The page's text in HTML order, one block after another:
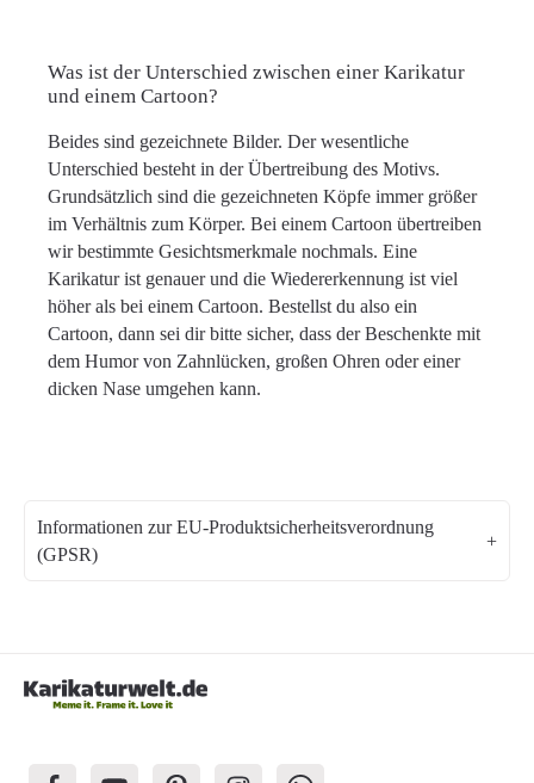
Was ist der Unterschied zwischen einer Karikatur
und einem Cartoon?
Beides sind gezeichnete Bilder. Der wesentliche
Unterschied besteht in der Übertreibung des Motivs.
Grundsätzlich sind die gezeichneten Köpfe immer größer
im Verhältnis zum Körper. Bei einem Cartoon übertreiben
wir bestimmte Gesichtsmerkmale nochmals. Eine
Karikatur ist genauer und die Wiedererkennung ist viel
höher als bei einem Cartoon. Bestellst du also ein
Cartoon, dann sei dir bitte sicher, dass der Beschenkte mit
dem Humor von Zahnlücken, großen Ohren oder einer
dicken Nase umgehen kann.
Informationen zur EU-Produktsicherheitsverordnung
(GPSR)